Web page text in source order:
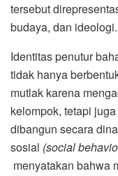
tersebut
budaya, dan ideologi.
Identitas penutur
tidak hanya
mutlak karena
kelompok, tetapi
dibangun secara
sosial (social
menyatakan bahwa